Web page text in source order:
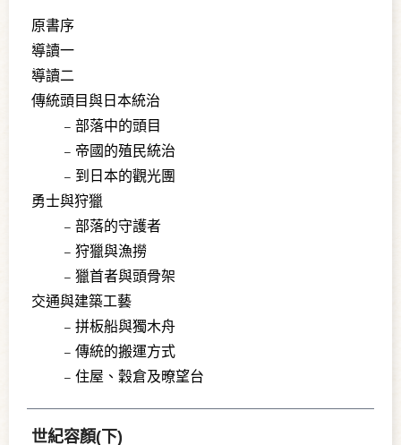
原書序
導讀一
導讀二
傳統頭目與日本統治
部落中的頭目
帝國的殖民統治
到日本的觀光團
勇士與狩獵
部落的守護者
狩獵與漁撈
獵首者與頭骨架
交通與建築工藝
拼板船與獨木舟
傳統的搬運方式
住屋、穀倉及暸望台
世紀容顏(下)